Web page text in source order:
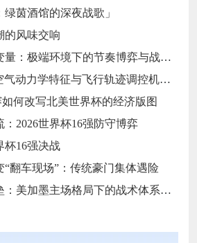
绿茵酒馆的深夜战歌」
的风味交响
跨洲附加赛的气候变量：极端环境下的节奏博弈与战术自适应
“高海拔538米足球空气动力学特征与飞行轨迹调控机制——以2026世界杯BBVA球场为实证场景”
何改写北美世界杯的经济版图
2026世界杯16强防守博弈
杯16强决战
“翻车现场”：传统豪门集体遇险
大洋洲首破直通壁垒：美加墨主场格局下的战术体系重构